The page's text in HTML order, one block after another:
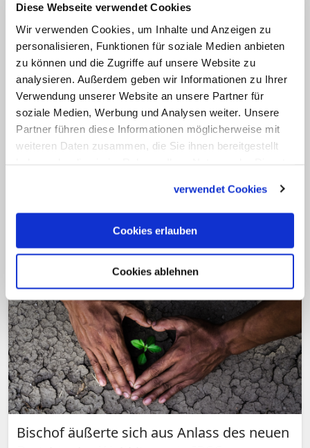
Diese Webseite verwendet Cookies
Wir verwenden Cookies, um Inhalte und Anzeigen zu
personalisieren, Funktionen für soziale Medien anbieten
zu können und die Zugriffe auf unsere Website zu
analysieren. Außerdem geben wir Informationen zu Ihrer
Verwendung unserer Website an unsere Partner für
soziale Medien, Werbung und Analysen weiter. Unsere
Partner führen diese Informationen möglicherweise mit
weiteren Daten zusammen, die Sie ihnen bereitgestellt
verwendet Cookies
Cookies erlauben
Cookies ablehnen
Sünde nicht zu wiederholen", so der
Bischof. Die Kirche solle auf diesem Feld
"mit gutem Beispiel vorangehen und die
Menschen für den Umweltschutz und die
Bewahrung der Schöpfung begeistern".
Lohmann ergänzte: "Dass Umkehr nötig
ohne Umkehr und Reue wird es nicht
da an." (mal/KNA)
Bischof äußerte sich aus Anlass des neuen